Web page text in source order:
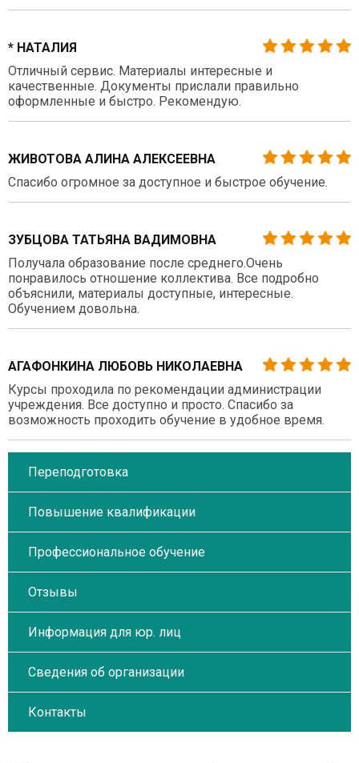
* НАТАЛИЯ
Отличный сервис. Материалы интересные и
качественные. Документы прислали правильно
оформленные и быстро. Рекомендую.
ЖИВОТОВА АЛИНА АЛЕКСЕЕВНА
Спасибо огромное за доступное и быстрое обучение.
ЗУБЦОВА ТАТЬЯНА ВАДИМОВНА
Получала образование после среднего.Очень
понравилось отношение коллектива. Все подробно
объяснили, материалы доступные, интересные.
Обучением довольна.
АГАФОНКИНА ЛЮБОВЬ НИКОЛАЕВНА
Курсы проходила по рекомендации администрации
учреждения. Все доступно и просто. Спасибо за
возможность проходить обучение в удобное время.
Переподготовка
Повышение квалификации
Профессиональное обучение
Отзывы
Информация для юр. лиц
Сведения об организации
Контакты